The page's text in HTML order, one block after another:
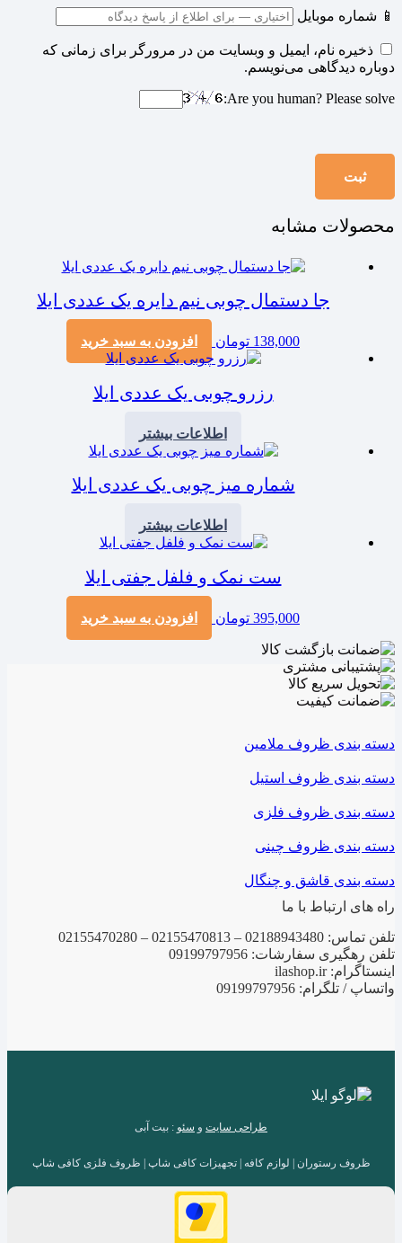
📱 شماره موبایل
ذخیره نام، ایمیل و وبسایت من در مرورگر برای زمانی که
دوباره دیدگاهی می‌نویسم.
Are you human? Please solve:
محصولات مشابه
جا دستمال چوبی نیم دایره یک عددی ایلا
138,000 تومان افزودن به سبد خرید
رزرو چوبی یک عددی ایلا
اطلاعات بیشتر
شماره میز چوبی یک عددی ایلا
اطلاعات بیشتر
ست نمک و فلفل جفتی ایلا
395,000 تومان افزودن به سبد خرید
دسته بندی ظروف ملامین
دسته بندی ظروف استیل
دسته بندی ظروف فلزی
دسته بندی ظروف چینی
دسته بندی قاشق و چنگال
راه های ارتباط با ما
تلفن تماس: 02188943480 – 02155470813 – 02155470280
تلفن رهگیری سفارشات: 09199797956
اینستاگرام: ilashop.ir
واتساپ / تلگرام: 09199797956
طراحی سایت و سئو : بیت آبی
ظروف رستوران | لوازم کافه | تجهیزات کافی شاپ | ظروف فلزی کافی شاپ